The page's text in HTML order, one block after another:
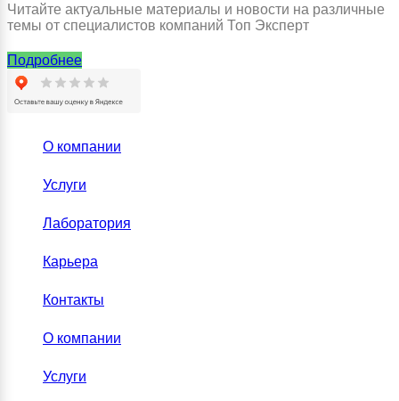
Читайте актуальные материалы и новости на различные
темы от специалистов компаний Топ Эксперт
Подробнее
О компании
Услуги
Лаборатория
Карьера
Контакты
О компании
Услуги